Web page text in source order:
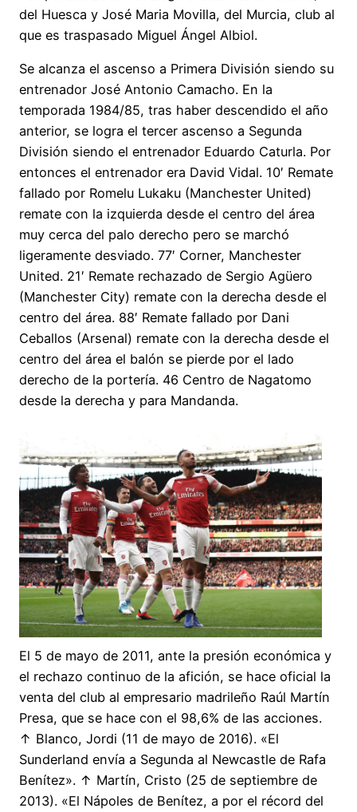
del Huesca y José Maria Movilla, del Murcia, club al
que es traspasado Miguel Ángel Albiol.
Se alcanza el ascenso a Primera División siendo su
entrenador José Antonio Camacho. En la
temporada 1984/85, tras haber descendido el año
anterior, se logra el tercer ascenso a Segunda
División siendo el entrenador Eduardo Caturla. Por
entonces el entrenador era David Vidal. 10′ Remate
fallado por Romelu Lukaku (Manchester United)
remate con la izquierda desde el centro del área
muy cerca del palo derecho pero se marchó
ligeramente desviado. 77′ Corner, Manchester
United. 21′ Remate rechazado de Sergio Agüero
(Manchester City) remate con la derecha desde el
centro del área. 88′ Remate fallado por Dani
Ceballos (Arsenal) remate con la derecha desde el
centro del área el balón se pierde por el lado
derecho de la portería. 46 Centro de Nagatomo
desde la derecha y para Mandanda.
El 5 de mayo de 2011, ante la presión económica y
el rechazo continuo de la afición, se hace oficial la
venta del club al empresario madrileño Raúl Martín
Presa, que se hace con el 98,6% de las acciones.
↑ Blanco, Jordi (11 de mayo de 2016). «El
Sunderland envía a Segunda al Newcastle de Rafa
Benítez». ↑ Martín, Cristo (25 de septiembre de
2013). «El Nápoles de Benítez, a por el récord del